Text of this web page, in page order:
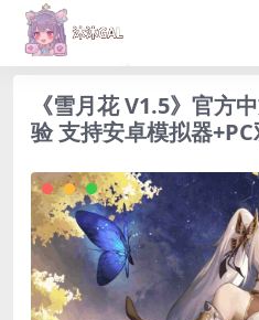
《雪月花 V1.5》官方
验 支持安卓模拟器